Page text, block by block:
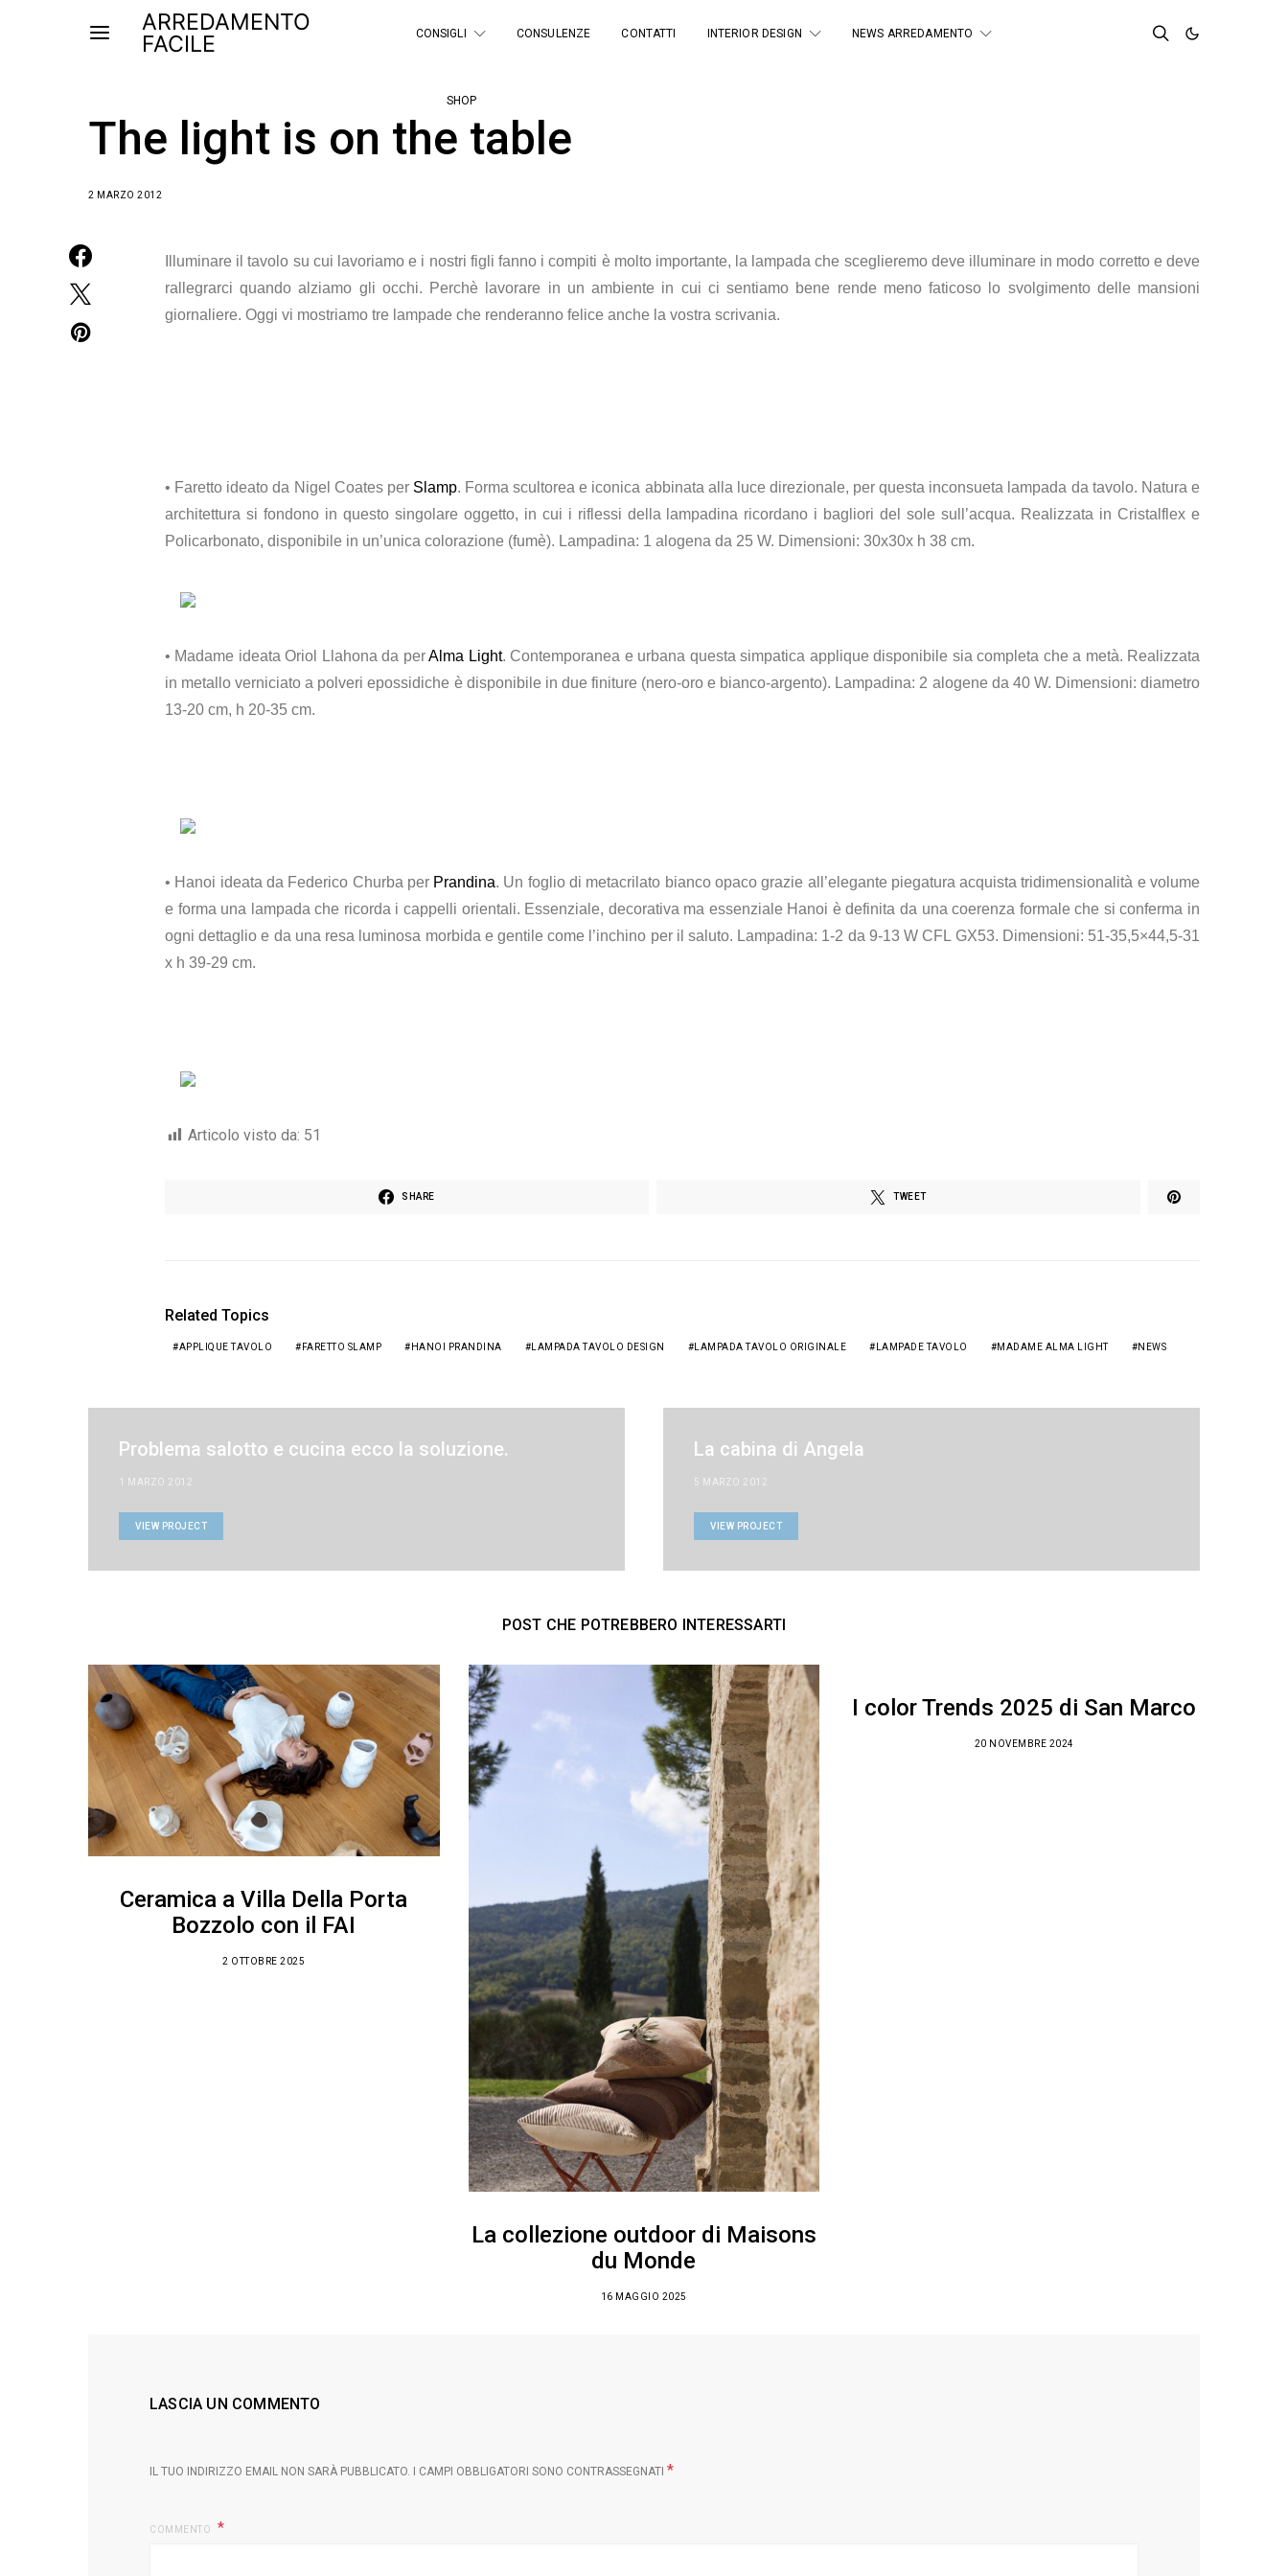
ARREDAMENTO
FACILE
CONSIGLI CONSULENZE CONTATTI INTERIOR DESIGN NEWS ARREDAMENTO
SHOP
The light is on the table
2 MARZO 2012
Illuminare il tavolo su cui lavoriamo e i nostri figli fanno i compiti è molto importante, la lampada che sceglieremo deve illuminare in modo corretto e deve
rallegrarci quando alziamo gli occhi. Perchè lavorare in un ambiente in cui ci sentiamo bene rende meno faticoso lo svolgimento delle mansioni
giornaliere. Oggi vi mostriamo tre lampade che renderanno felice anche la vostra scrivania.
• Faretto ideato da Nigel Coates per Slamp. Forma scultorea e iconica abbinata alla luce direzionale, per questa inconsueta lampada da tavolo. Natura e
architettura si fondono in questo singolare oggetto, in cui i riflessi della lampadina ricordano i bagliori del sole sull’acqua. Realizzata in Cristalflex e
Policarbonato, disponibile in un’unica colorazione (fumè). Lampadina: 1 alogena da 25 W. Dimensioni: 30x30x h 38 cm.
• Madame ideata Oriol Llahona da perAlma Light. Contemporanea e urbana questa simpatica applique disponibile sia completa che a metà. Realizzata
in metallo verniciato a polveri epossidiche è disponibile in due finiture (nero-oro e bianco-argento). Lampadina: 2 alogene da 40 W. Dimensioni: diametro
13-20 cm, h 20-35 cm.
• Hanoi ideata da Federico Churba per Prandina. Un foglio di metacrilato bianco opaco grazie all’elegante piegatura acquista tridimensionalità e volume
e forma una lampada che ricorda i cappelli orientali. Essenziale, decorativa ma essenziale Hanoi è definita da una coerenza formale che si conferma in
ogni dettaglio e da una resa luminosa morbida e gentile come l’inchino per il saluto. Lampadina: 1-2 da 9-13 W CFL GX53. Dimensioni: 51-35,5×44,5-31
x h 39-29 cm.
Articolo visto da: 51
SHARE TWEET
Related Topics
APPLIQUE TAVOLO FARETTO SLAMP HANOI PRANDINA LAMPADA TAVOLO DESIGN LAMPADA TAVOLO ORIGINALE LAMPADE TAVOLO MADAME ALMA LIGHT NEWS
Problema salotto e cucina ecco la soluzione.
1 MARZO 2012
VIEW PROJECT
La cabina di Angela
5 MARZO 2012
VIEW PROJECT
POST CHE POTREBBERO INTERESSARTI
Ceramica a Villa Della Porta
Bozzolo con il FAI
2 OTTOBRE 2025
La collezione outdoor di Maisons
du Monde
16 MAGGIO 2025
I color Trends 2025 di San Marco
20 NOVEMBRE 2024
LASCIA UN COMMENTO
IL TUO INDIRIZZO EMAIL NON SARÀ PUBBLICATO. I CAMPI OBBLIGATORI SONO CONTRASSEGNATI *
COMMENTO